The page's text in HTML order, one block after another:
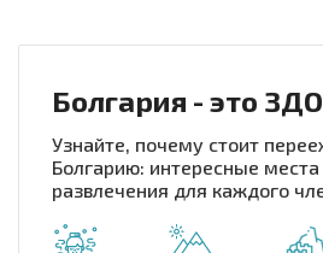
Болгария - это
Узнайте, почему стоит
Болгарию: интересные
развлечения для каждого